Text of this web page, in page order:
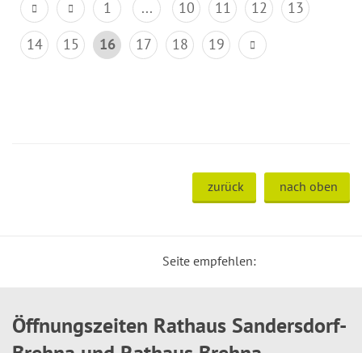
1 ... 10 11 12
13
14
15 16 17 18 19
zurück nach oben
Seite empfehlen:
Öffnungszeiten Rathaus Sandersdorf-